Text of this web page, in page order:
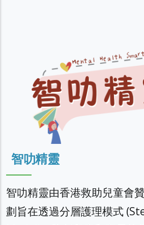
智叻精靈
智叻精靈由香港救助兒童會
劃旨在透過分層護理模式